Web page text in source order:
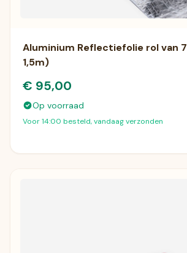
Aluminium Reflectiefolie rol van
1,5m)
€ 95,00
Op voorraad
Voor 14:00 besteld, vandaag verzonden